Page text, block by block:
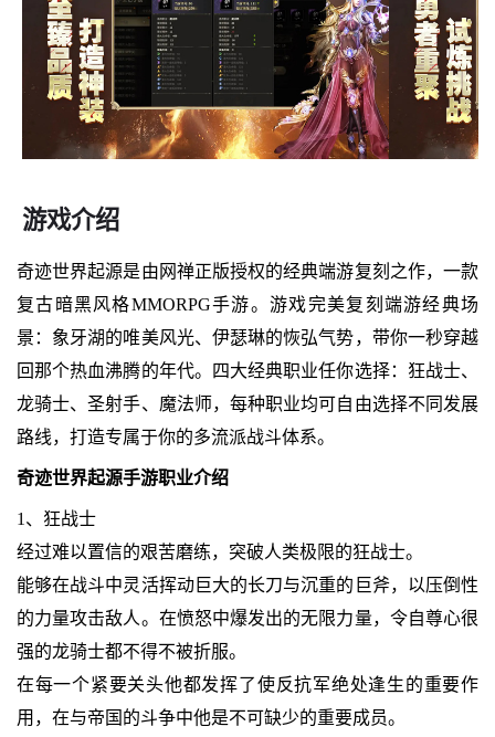
游戏介绍
奇迹世界起源是由网禅正版授权的经典端游复刻之作，一款
复古暗黑风格MMORPG手游。游戏完美复刻端游经典场
景：象牙湖的唯美风光、伊瑟琳的恢弘气势，带你一秒穿越
回那个热血沸腾的年代。四大经典职业任你选择：狂战士、
龙骑士、圣射手、魔法师，每种职业均可自由选择不同发展
路线，打造专属于你的多流派战斗体系。
奇迹世界起源手游职业介绍
1、狂战士
经过难以置信的艰苦磨练，突破人类极限的狂战士。
能够在战斗中灵活挥动巨大的长刀与沉重的巨斧，以压倒性
的力量攻击敌人。在愤怒中爆发出的无限力量，令自尊心很
强的龙骑士都不得不被折服。
在每一个紧要关头他都发挥了使反抗军绝处逢生的重要作
用，在与帝国的斗争中他是不可缺少的重要成员。